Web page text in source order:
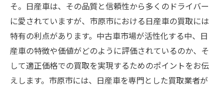
そ。日産車は、その品質と信頼性から多くのドライバー
に愛されていますが、市原市における日産車の買取には
特有の利点があります。中古車市場が活性化する中、日
産車の特徴や価値がどのように評価されているのか、そ
して適正価格での買取を実現するためのポイントをお伝
えします。市原市には、日産車を専門とした買取業者が